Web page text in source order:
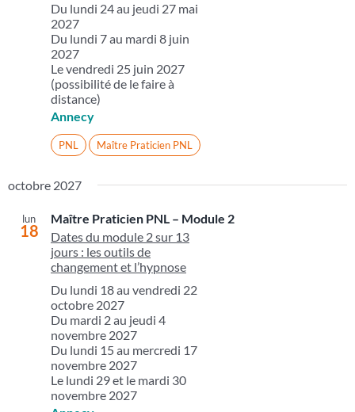
Du lundi 24 au jeudi 27 mai
2027
Du lundi 7 au mardi 8 juin
2027
Le vendredi 25 juin 2027
(possibilité de le faire à
distance)
Annecy
PNL Maître Praticien PNL
octobre 2027
lun
18
Maître Praticien PNL – Module 2
Dates du module 2 sur 13
jours : les outils de
changement et l’hypnose
Du lundi 18 au vendredi 22
octobre 2027
Du mardi 2 au jeudi 4
novembre 2027
Du lundi 15 au mercredi 17
novembre 2027
Le lundi 29 et le mardi 30
novembre 2027